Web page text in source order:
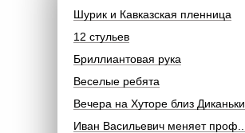
Шурик и Кавказская пленница
12 стульев
Бриллиантовая рука
Веселые ребята
Вечера на Хуторе близ Диканьки
Иван Васильевич меняет проф...